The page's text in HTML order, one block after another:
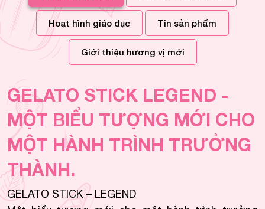
Hoạt hình giáo dục Tin sản phẩm
Giới thiệu hương vị mới
GELATO STICK LEGEND -
MỘT BIỂU TƯỢNG MỚI CHO
MỘT HÀNH TRÌNH TRƯỞNG
THÀNH.
GELATO STICK – LEGEND